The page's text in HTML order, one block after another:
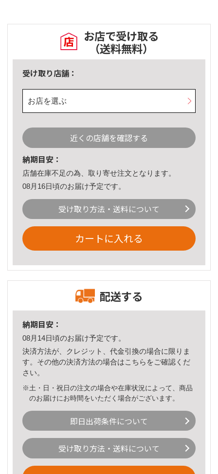
お店で受け取る
（送料無料）
受け取り店舗：
お店を選ぶ
近くの店舗を確認する
納期目安：
店舗在庫不足の為、取り寄せ注文となります。
08月16日頃のお届け予定です。
受け取り方法・送料について
カートに入れる
配送する
納期目安：
08月14日頃のお届け予定です。
決済方法が、クレジット、代金引換の場合に限りま
す。その他の決済方法の場合はこちら をご確認くだ
さい。
※土・日・祝日の注文の場合や在庫状況によって、商品
のお届けにお時間をいただく場合がございます。
即日出荷条件について
受け取り方法・送料について